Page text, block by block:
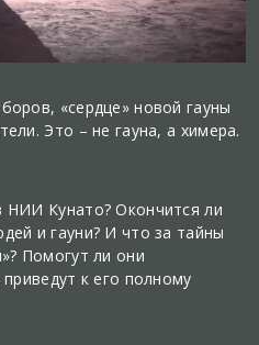
«сердце» новой гауны
Это – не гауна, а химера.
Кунато? Окончится ли
и гауни? И что за тайны
Помогут ли они
к его полному